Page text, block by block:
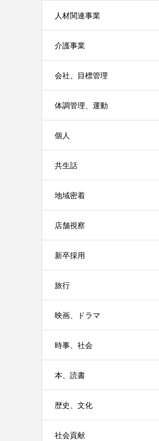
人材関連事業
介護事業
会社、目標管理
体調管理、運動
個人
共生話
地域密着
店舗視察
新卒採用
旅行
映画、ドラマ
時事、社会
本、読書
歴史、文化
社会貢献